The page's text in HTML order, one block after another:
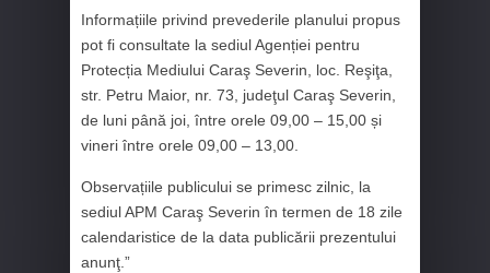
Informațiile privind prevederile planului propus
pot fi consultate la sediul Agenției pentru
Protecția Mediului Caraş Severin, loc. Reşiţa,
str. Petru Maior, nr. 73, judeţul Caraş Severin,
de luni până joi, între orele 09,00 – 15,00 și
vineri între orele 09,00 – 13,00.
Observațiile publicului se primesc zilnic, la
sediul APM Caraş Severin în termen de 18 zile
calendaristice de la data publicării prezentului
anunţ.”